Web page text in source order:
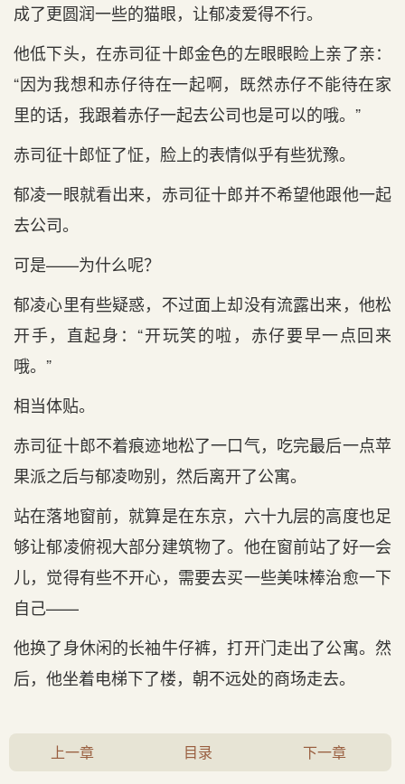
成了更圆润一些的猫眼，让郁凌爱得不行。
他低下头，在赤司征十郎金色的左眼眼睑上亲了亲：
“因为我想和赤仔待在一起啊，既然赤仔不能待在家
里的话，我跟着赤仔一起去公司也是可以的哦。”
赤司征十郎怔了怔，脸上的表情似乎有些犹豫。
郁凌一眼就看出来，赤司征十郎并不希望他跟他一起
去公司。
可是——为什么呢？
郁凌心里有些疑惑，不过面上却没有流露出来，他松
开手，直起身：“开玩笑的啦，赤仔要早一点回来
哦。”
相当体贴。
赤司征十郎不着痕迹地松了一口气，吃完最后一点苹
果派之后与郁凌吻别，然后离开了公寓。
站在落地窗前，就算是在东京，六十九层的高度也足
够让郁凌俯视大部分建筑物了。他在窗前站了好一会
儿，觉得有些不开心，需要去买一些美味棒治愈一下
自己——
他换了身休闲的长袖牛仔裤，打开门走出了公寓。然
后，他坐着电梯下了楼，朝不远处的商场走去。
上一章 目录 下一章